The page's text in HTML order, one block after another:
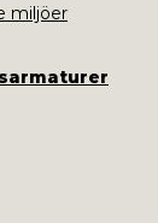
miljöer